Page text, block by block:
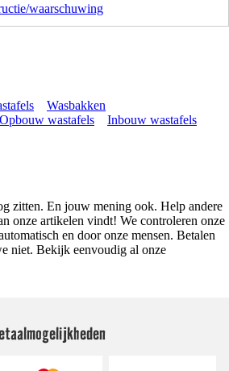
waarschuwing
Wasbakken
Opbouw wastafels Inbouw wastafels
zitten. En jouw mening ook. Help andere
onze artikelen vindt! We controleren onze
en door onze mensen. Betalen
niet. Bekijk eenvoudig al onze